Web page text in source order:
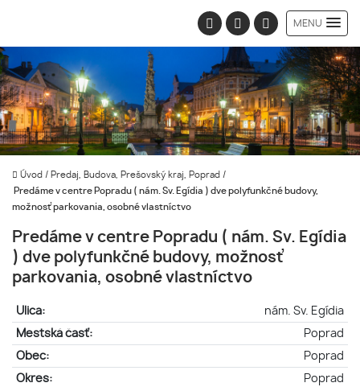
MENU
Úvod / Predaj, Budova, Prešovský kraj, Poprad /
Predáme v centre Popradu ( nám. Sv. Egídia ) dve polyfunkčné budovy,
možnosť parkovania, osobné vlastníctvo
Predáme v centre Popradu ( nám. Sv. Egídia
) dve polyfunkčné budovy, možnosť
parkovania, osobné vlastníctvo
Ulica:
nám. Sv. Egídia
Mestská časť:
Poprad
Obec:
Poprad
Okres:
Poprad